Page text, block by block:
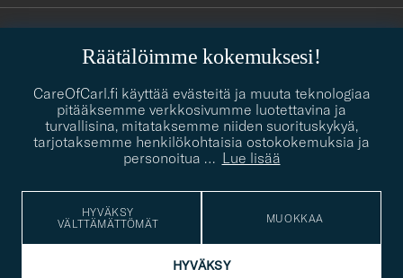
Räätälöimme kokemuksesi!
CareOfCarl.fi käyttää evästeitä ja muuta teknologiaa
pitääksemme verkkosivumme luotettavina ja
turvallisina, mitataksemme niiden suorituskykyä,
tarjotaksemme henkilökohtaisia ostokokemuksia ja
personoitua … Lue lisää
HYVÄKSY
VÄLTTÄMÄTTÖMÄT
MUOKKAA
HYVÄKSY
contact@careofcarl.com
PUKEUTUMISNEUVONTA
Kaipaatko apua oman tyylisi löytämiseen? Me autamme sinua
mielellämme!
PUKEUTUMISNEUVONTA
© Care of Carl 2026